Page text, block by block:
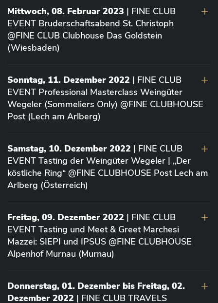
Mittwoch, 08. Februar 2023 | FINE CLUB
EVENT Bruderschaftsabend St. Christoph
@FINE CLUB Clubhouse Das Goldstein
(Wiesbaden)
Sonntag, 11. Dezember 2022 | FINE CLUB
EVENT Professional Masterclass Weingüter
Wegeler (Sommeliers Only) @FINE CLUBHOUSE
Post (Lech am Arlberg)
Samstag, 10. Dezember 2022 | FINE CLUB
EVENT Tasting der Weingüter Wegeler | „Der
köstliche Ring“ @FINE CLUBHOUSE Post Lech am
Arlberg (Österreich)
Freitag, 09. Dezember 2022 | FINE CLUB
EVENT Tasting und Meet & Greet Marchesi
Mazzei: SIEPI und IPSUS @FINE CLUBHOUSE
Alpenhof Murnau (Murnau)
Donnerstag, 01. Dezember bis Freitag, 02.
Dezember 2022 | FINE CLUB TRAVELS